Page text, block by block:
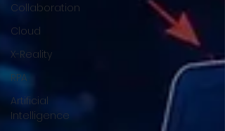
Collaboration
Cloud
X-Reality
RPA
Artificial
Intelligence